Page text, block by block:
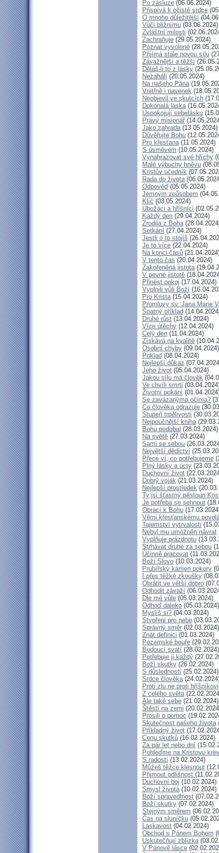
Po zásluze (06.06.2024)
Přispívá k očistě srdce
O mnoho důležitější
Vůči bližnímu (03.06.2024)
Zvláštní milosti
Zachraňuje (29.05.2024)
Poznat vyvolené
Přijímá stále novou sílu
Závažnější a těžší
Děláš-li to z lásky
Nezahálí (20.05.2024)
Na našeho Pána
Vnitřně i navenek
Neobjevil ve skutcích
Dokonalá láska
Uspokojují sebelásku
Pravý misionář
Jako zahrada(13.05.2024)
Důvěřujte Bohu
Pro křesťana(11.05.2024)
S úsměvem (10.05.2024)
Vynahrazovat své hříchy
Malé výbuchy hněvu
Kristův učedník
Rada do života
Odpověď (05.05.2024)
Jemným způsobem
Klíč (03.05.2024)
Ubožáci a hříšníci
Každý den (29.04.2024)
Zrodila z Boha
Setkání (27.04.2024)
Jestli o to stojíš
Je to více (22.04.2024)
Na konci časů
V tento čas (20.04.2024)
Zakořeněná jistota
V pevné jistotě
Přinést pokoj (17.04.2024)
Vyplnili vůli Boží
Pro Krista(15.04.2024)
Promluvy sv. Jana Marie
Špatný příklad
Druhé růst (13.04.2024)
Více útěchy (12.04.2024)
Celý den (11.04.2024)
Získává na kvalitě
Osobní chyby (09.04.2024)
Poklad (08.04.2024)
Nejlepší důkaz
Jeho život (05.04.2024)
Jakou sílu má člověk
Ve chvíli smrti
Životní pokání
Se zavázanýma očima?
Co člověka odrazuje
Stupeň trpělivosti
Nejpoučnější kniha
Bohu podobal (28.03.2024)
Na světě (27.03.2024)
Sami se sebou
Největší dědictví
Přece ví, co potřebujeme
Plný lásky a úcty
Duchovní život
Dobrý voják (21.03.2024)
Nejlepší prostředek
Ty jsi šťastný pěstoun
Je potřeba se sehnout
Obrací k Bohu
Věrni křesťanskému
Tajemství vytrvalosti
Nebyl mu umožněn návrat
Vyplňuje prázdnotu
Strhávat druhé za sebou
Účinně pracovat
Boží Slovo (10.03.2024)
Prubířský kámen pokory
I přes těžké zkoušky
Obrátit ve větší dobro
Odhodit závaží
Dle mé vůle (05.03.2024)
Odhoď daleko (05.03.2024)
Myslíš si? (04.03.2024)
Stvořeni pro nebe
Správný směr (02.03.2024)
Znát definici (01.03.2024)
Pozemské bouře
Budoucí svatí (28.02.2024)
Potřebuje ji každý
Boží skutky (26.02.2024)
S důsledností (25.02.2024)
Srdce člověka
Proti zlu ne proti hříšníkovi
Z celého světa
Ale také sebe (21.02.2024)
Štěstí na zemi
Prosili o pomoc
Skutečnost našeho života
Příkladný život
Cenu skutků (16.02.2024)
Za pár let nebo dní
Pohleďme na Kristovu krev
S radostí (13.02.2024)
Můžeš těžce klesnout
Přijmout odlišnost
Duchovní boj (10.02.2024)
Smysl života(10.02.2024)
Boží spravedlnost
Boží skutky (07.02.2024)
Stejným směrem
Čas na sluníčku
Laskavost (04.02.2024)
Obchod s Pánem Bohem
Uskutečňují zblízka
V Pánově lásce